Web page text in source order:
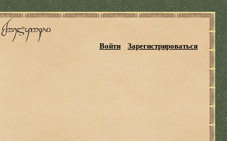
Войти Зарегистрироваться